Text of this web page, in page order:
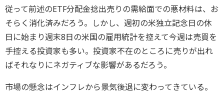
従って前述のETF分配金捻出売りの需給面での悪材料は、お
そらく消化済みだろう。しかし、週初の米独立記念日の休
日に始まり週末8日の米国の雇用統計を控えて今週は売買を
手控える投資家も多い。投資家不在のところに売りが出れ
ばそれなりにネガティブな影響があるだろう。
市場の懸念はインフレから景気後退に変わってきている。